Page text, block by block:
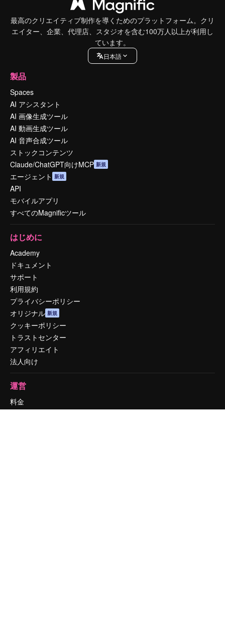
最高のクリエイティブ制作を導くためのプラットフォーム。クリ
エイター、企業、代理店、スタジオを含む100万人以上が利用し
ています。
日本語
製品
Spaces
AI アシスタント
AI 画像生成ツール
AI 動画生成ツール
AI 音声合成ツール
ストックコンテンツ
Claude/ChatGPT向けMCP 新規
エージェント 新規
API
モバイルアプリ
すべてのMagnificツール
はじめに
Academy
ドキュメント
サポート
利用規約
プライバシーポリシー
オリジナル 新規
クッキーポリシー
トラストセンター
アフィリエイト
法人向け
運営
料金